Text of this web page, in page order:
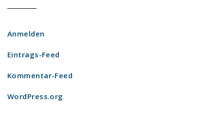
Anmelden
Eintrags-Feed
Kommentar-Feed
WordPress.org